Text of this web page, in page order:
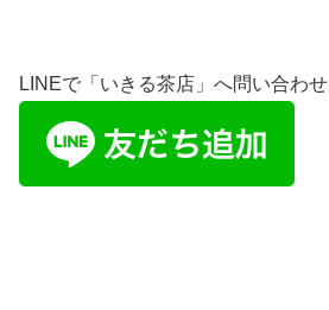
LINEで「いきる茶店」へ問い合わせ